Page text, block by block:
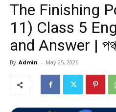
The Finishing
11) Class 5
and Answer |
By Admin - May 25, 2026